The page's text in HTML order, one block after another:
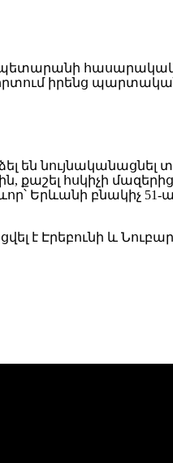
իրենց
են նույնականացնել
հսկիչի
Երևանի բնակիչ
է Էրեբունի և